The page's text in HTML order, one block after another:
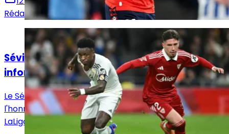
Rédaction Le Journal du Real
Actualités
Séville - Real Madrid : Horaire, chaînes et
informations sur le match !
Le Séville FC reçoit ce dimanche le Real Madrid en
l'honneur de la 37e et avant-dernière journée de
LaLiga. Voici toutes les infos pour suivre la rencontre.